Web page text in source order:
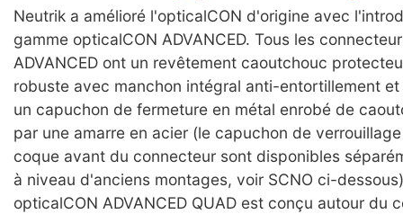
Neutrik a amélioré l'opticalCON d'origine avec
gamme opticalCON ADVANCED. Tous les
ADVANCED ont un revêtement caoutchouc
robuste avec manchon intégral anti-entortillement
un capuchon de fermeture en métal enrobé de
par une amarre en acier (le capuchon de
coque avant du connecteur sont disponibles
à niveau d'anciens montages, voir SCNO ci-
opticalCON ADVANCED QUAD est conçu autour du